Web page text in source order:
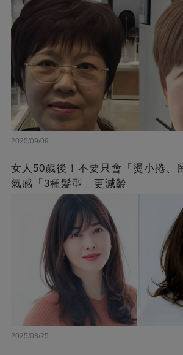
2025/09/09
女人50歲後！不要只會「燙小捲、
氣感「3種髮型」更減齡
2025/08/25